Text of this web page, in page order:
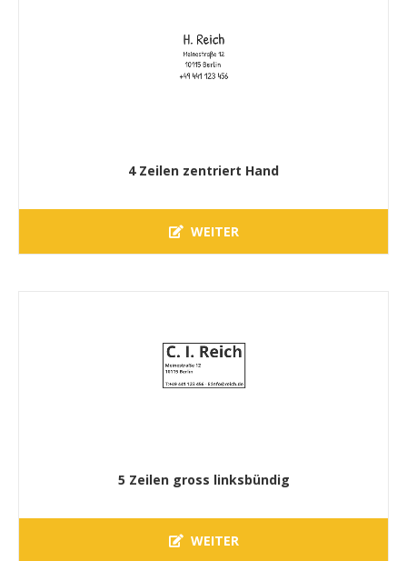
4 Zeilen zentriert Hand
WEITER
5 Zeilen gross linksbündig
WEITER